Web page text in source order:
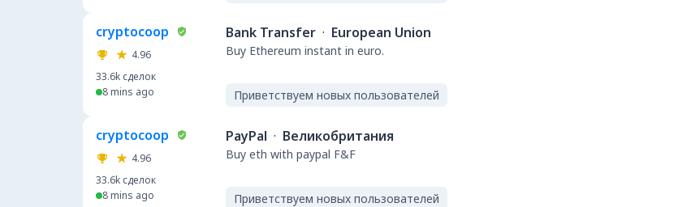
cryptocoop
4.96
33.6k сделок
8 mins ago
Bank Transfer · European Union
Buy Ethereum instant in euro.
Приветствуем новых пользователей
cryptocoop
4.96
33.6k сделок
8 mins ago
PayPal · Великобритания
Buy eth with paypal F&F
Приветствуем новых пользователей